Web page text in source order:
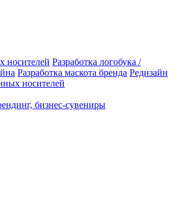
носителей Разработка логобука /
Разработка маскота бренда Редизайн
носителей
бизнес-сувениры